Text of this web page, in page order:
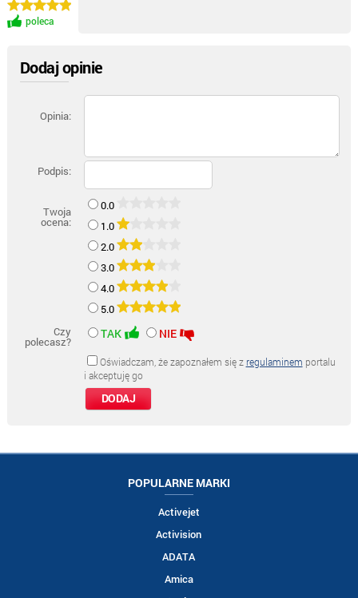
poleca
Dodaj opinie
Opinia:
Podpis:
Twoja
ocena:
0.0
1.0
2.0
3.0
4.0
5.0
Czy
polecasz?
TAK NIE
Oświadczam, że zapoznałem się z regulaminem portalu
i akceptuję go
POPULARNE MARKI
Activejet
Activision
ADATA
Amica